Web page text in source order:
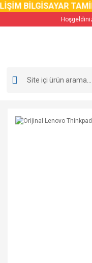
BİLGİSAYAR TAMİRİ